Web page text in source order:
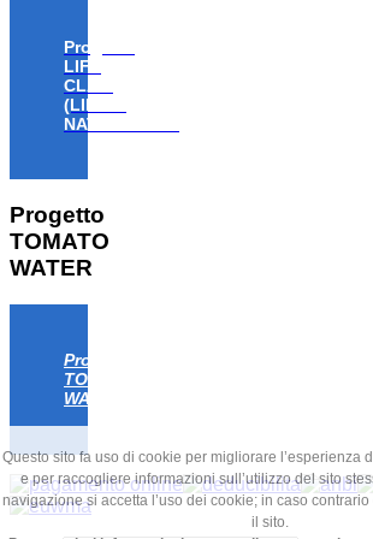
Progetto
LIFE
CLAW
(LIFE18
NAT/IT/000806)
Progetto
TOMATO
WATER
Progetto
TOMATO
WATER
Questo sito fa uso di cookie per migliorare l’esperienza
e per raccogliere informazioni sull’utilizzo del sito
navigazione si accetta l’uso dei cookie; in caso
il sito.